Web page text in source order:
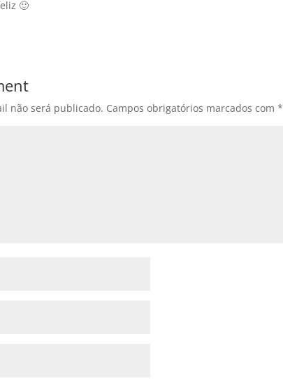
🙂
não será publicado. Campos obrigatórios marcados com*